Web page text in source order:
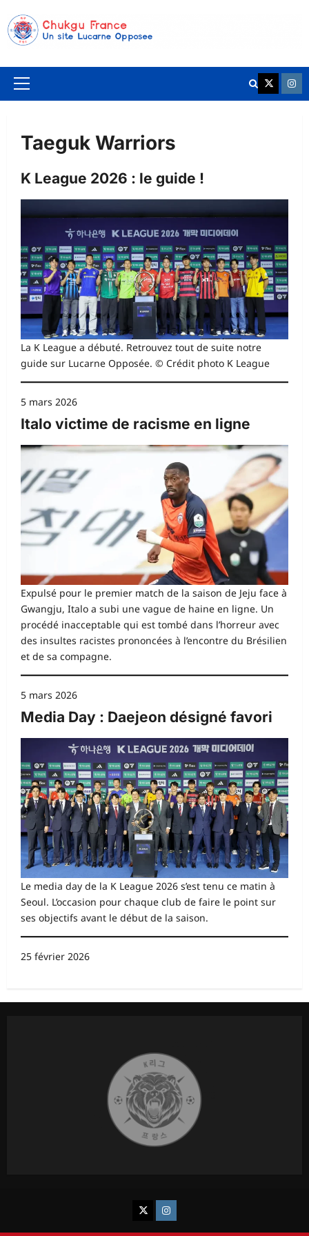
au
contenu
Menu
K League
Taeguk Warriors
K League 2026 : le guide !
La K League a débuté. Retrouvez tout de suite notre
guide sur Lucarne Opposée. © Crédit photo K League
5 mars 2026
Italo victime de racisme en ligne
Expulsé pour le premier match de la saison de Jeju face à
Gwangju, Italo a subi une vague de haine en ligne. Un
procédé inacceptable qui est tombé dans l’horreur avec
des insultes racistes prononcées à l’encontre du Brésilien
et de sa compagne.
5 mars 2026
Media Day : Daejeon désigné favori
Le media day de la K League 2026 s’est tenu ce matin à
Seoul. L’occasion pour chaque club de faire le point sur
ses objectifs avant le début de la saison.
25 février 2026
K League France
Chukgu France